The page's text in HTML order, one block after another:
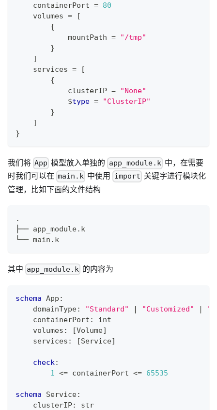
    containerPort
= 80
    volumes
=
[
{
            mountPath
=
"/tmp"
}
]
    services
=
[
{
            clusterIP
=
"None"
            $
type =
"ClusterIP"
}
]
}
我们将 App 模型放入单独的 app_module.k中，在需要
时我们可以在 main.k 中使用 import 关键字进行模块化
管理，比如下面的文件结构
.
├── app_module.k
└── main.k
其中 app_module.k 的内容为
schema App :
    domainType
: "Standard" | "Customized" |
    containerPort
:
int
    volumes
: [Volume]
    services
: [Service]
check:
1 <= containerPort <= 65535
schema Service:
    clusterIP
: str